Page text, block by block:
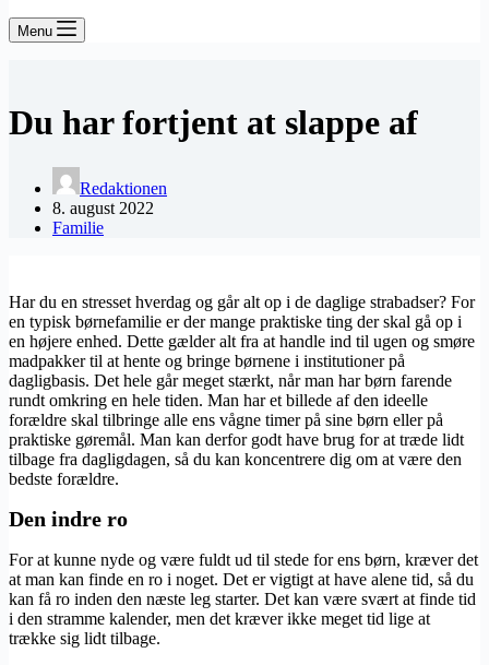
Menu
Du har fortjent at slappe af
Redaktionen
8. august 2022
Familie
Har du en stresset hverdag og går alt op i de daglige strabadser? For
en typisk børnefamilie er der mange praktiske ting der skal gå op i
en højere enhed. Dette gælder alt fra at handle ind til ugen og smøre
madpakker til at hente og bringe børnene i institutioner på
dagligbasis. Det hele går meget stærkt, når man har børn farende
rundt omkring en hele tiden. Man har et billede af den ideelle
forældre skal tilbringe alle ens vågne timer på sine børn eller på
praktiske gøremål. Man kan derfor godt have brug for at træde lidt
tilbage fra dagligdagen, så du kan koncentrere dig om at være den
bedste forældre.
Den indre ro
For at kunne nyde og være fuldt ud til stede for ens børn, kræver det
at man kan finde en ro i noget. Det er vigtigt at have alene tid, så du
kan få ro inden den næste leg starter. Det kan være svært at finde tid
i den stramme kalender, men det kræver ikke meget tid lige at
trække sig lidt tilbage.